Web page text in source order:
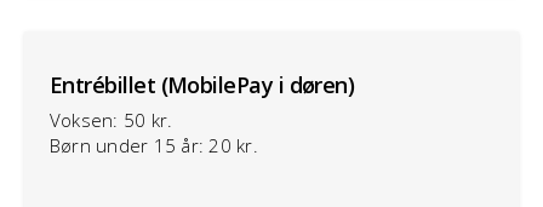
Entrébillet (MobilePay i døren)
Voksen: 50 kr.
Børn under 15 år: 20 kr.